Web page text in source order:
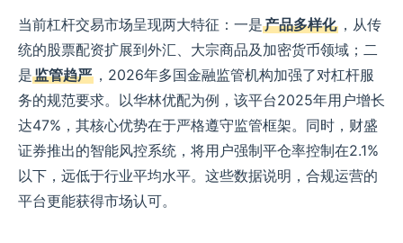
当前杠杆交易市场呈现两大特征：一是产品多样化 ，从传
统的股票配资扩展到外汇、大宗商品及加密货币领域；二
是监管趋严 ，2026年多国金融监管机构加强了对杠杆服
务的规范要求。以华林优配为例，该平台2025年用户增长
达47%，其核心优势在于严格遵守监管框架。同时，财盛
证券推出的智能风控系统，将用户强制平仓率控制在2.1%
以下，远低于行业平均水平。这些数据说明，合规运营的
平台更能获得市场认可。